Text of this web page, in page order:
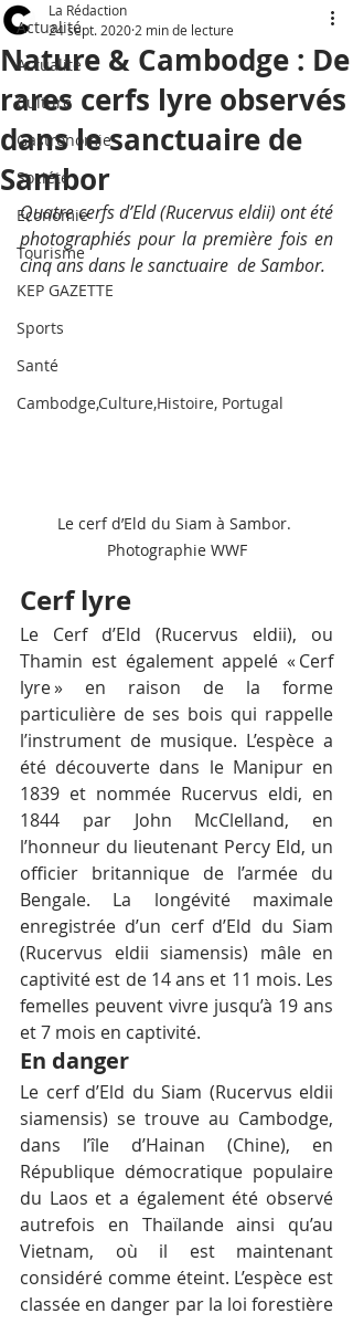
Actualité
Actualité
Culture
Gastronomie
Société
Economie
Tourisme
KEP GAZETTE
Sports
Santé
Cambodge,Culture,Histoire, Portugal
Nature & Cambodge : De
rares cerfs lyre observés
dans le sanctuaire de
Sambor
La Rédaction
24 sept. 2020 2 min de lecture
Quatre cerfs d’Eld (Rucervus eldii) ont été
photographiés pour la première fois en
cinq ans dans le sanctuaire  de Sambor.
Le cerf d’Eld du Siam à Sambor.
Photographie WWF
Cerf lyre
Le Cerf d’Eld (Rucervus eldii), ou
Thamin est également appelé « Cerf
lyre » en raison de la forme
particulière de ses bois qui rappelle
l’instrument de musique. L’espèce a
été découverte dans le Manipur en
1839 et nommée Rucervus eldi, en
1844 par John McClelland, en
l’honneur du lieutenant Percy Eld, un
officier britannique de l’armée du
Bengale. La longévité maximale
enregistrée d’un cerf d’Eld du Siam
(Rucervus eldii siamensis) mâle en
captivité est de 14 ans et 11 mois. Les
femelles peuvent vivre jusqu’à 19 ans
et 7 mois en captivité.
En danger
Le cerf d’Eld du Siam (Rucervus eldii
siamensis) se trouve au Cambodge,
dans l’île d’Hainan (Chine), en
République démocratique populaire
du Laos et a également été observé
autrefois en Thaïlande ainsi qu’au
Vietnam, où il est maintenant
considéré comme éteint. L’espèce est
classée en danger par la loi forestière